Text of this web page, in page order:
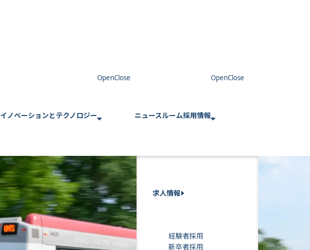
イノベーションとテクノロジー ニュースルーム採用情報
求人情報
経験者採用
新卒者採用